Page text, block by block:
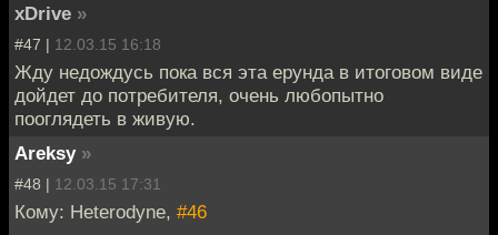
xDrive »
#47 | 12.03.15 16:18
Жду недождусь пока вся эта ерунда в итоговом виде
дойдет до потребителя, очень любопытно
пооглядеть в живую.
Areksy »
#48 | 12.03.15 17:31
Кому: Heterodyne, #46